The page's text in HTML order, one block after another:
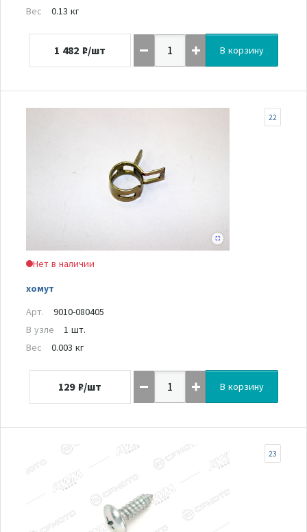
Вес
0.13 кг
1 482 ₽/шт В корзину
Нет в наличии
хомут
22
Арт.
9010-080405
В узле
1 шт.
Вес
0.003 кг
129 ₽/шт В корзину
23